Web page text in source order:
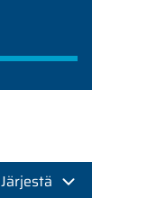
Järjestä